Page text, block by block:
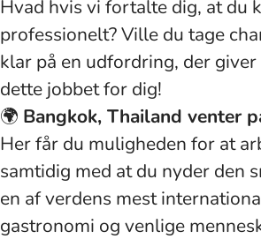
Hvad hvis vi fortalte dig, at du
professionelt? Ville du tage
klar på en udfordring, der
dette jobbet for dig!
🌍 Bangkok, Thailand venter
Her får du muligheden for at
samtidig med at du nyder den
en af verdens mest
gastronomi og venlige